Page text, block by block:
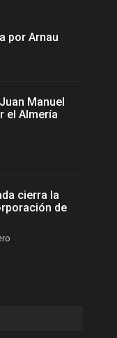
por Arnau
Manuel
el Almería
cierra la
de